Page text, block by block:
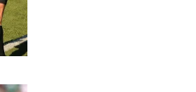
2:0
Mundijalu: poraz od SAD u Santa Klari